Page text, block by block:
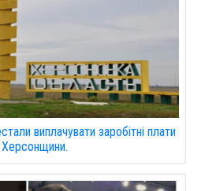
виплачувати заробітні плати
Херсонщини.